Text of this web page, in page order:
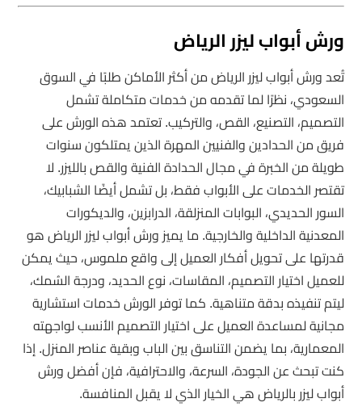
ورش أبواب ليزر الرياض
تُعد ورش أبواب ليزر الرياض من أكثر الأماكن طلبًا في السوق
السعودي، نظرًا لما تقدمه من خدمات متكاملة تشمل
التصميم، التصنيع، القص، والتركيب. تعتمد هذه الورش على
فريق من الحدادين والفنيين المهرة الذين يمتلكون سنوات
طويلة من الخبرة في مجال الحدادة الفنية والقص بالليزر. لا
تقتصر الخدمات على الأبواب فقط، بل تشمل أيضًا الشبابيك،
السور الحديدي، البوابات المنزلقة، الدرابزين، والديكورات
المعدنية الداخلية والخارجية. ما يميز ورش أبواب ليزر الرياض هو
قدرتها على تحويل أفكار العميل إلى واقع ملموس، حيث يمكن
للعميل اختيار التصميم، المقاسات، نوع الحديد، ودرجة السُمك،
ليتم تنفيذه بدقة متناهية. كما توفر الورش خدمات استشارية
مجانية لمساعدة العميل على اختيار التصميم الأنسب لواجهته
المعمارية، بما يضمن التناسق بين الباب وبقية عناصر المنزل. إذا
كنت تبحث عن الجودة، السرعة، والاحترافية، فإن أفضل ورش
أبواب ليزر بالرياض هي الخيار الذي لا يقبل المنافسة.